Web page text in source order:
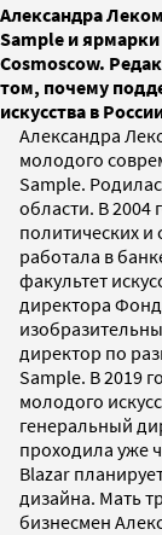
Александра
Sample и ярмарки
Cosmoscow.
том, почему
искусства в
Александра
молодого
Sample.
области. В 2004
политических и
работала в
факультет
директора
директор по
Sample. В 2019
молодого
генеральный
проходила уже
Blazar
дизайна. Мать
бизнесмен